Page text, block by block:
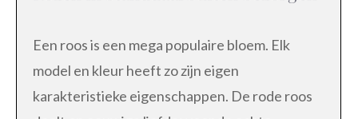
Een roos is een mega populaire bloem. Elk
model en kleur heeft zo zijn eigen
karakteristieke eigenschappen. De rode roos